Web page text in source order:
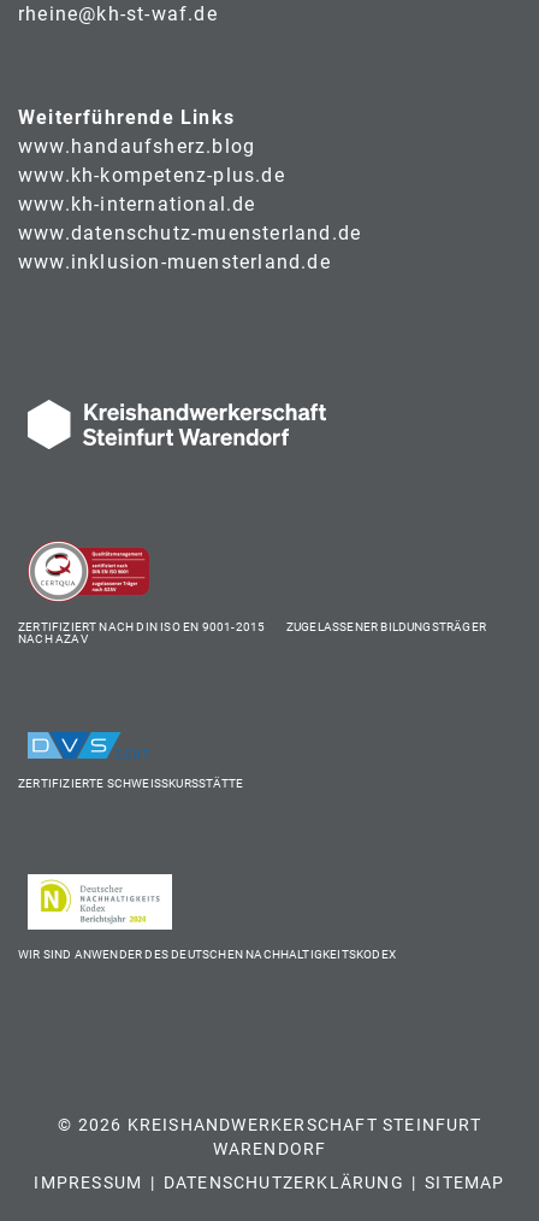
rheine@kh-st-waf.de
Weiterführende Links
www.handaufsherz.blog
www.kh-kompetenz-plus.de
www.kh-international.de
www.datenschutz-muensterland.de
www.inklusion-muensterland.de
ZERTIFIZIERT NACH DIN ISO EN 9001-2015 ZUGELASSENER BILDUNGSTRÄGER
NACH AZAV
ZERTIFIZIERTE SCHWEISSKURSSTÄTTE
WIR SIND ANWENDER DES DEUTSCHEN NACHHALTIGKEITSKODEX
© 2026 KREISHANDWERKERSCHAFT STEINFURT
WARENDORF
IMPRESSUM
DATENSCHUTZERKLÄRUNG SITEMAP